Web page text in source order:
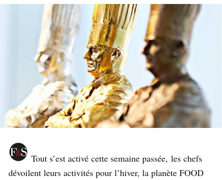
Tout s’est activé cette semaine passée, les chefs
dévoilent leurs activités pour l’hiver, la planète FOOD